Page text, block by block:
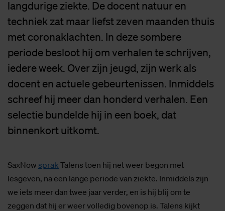
langdurige ziekte. De docent natuur en
techniek zat maar liefst zeven maanden thuis
met coronaklachten. In deze sombere
periode besloot hij om verhalen te schrijven,
iedere week. Over zijn jeugd, zijn werk als
docent en actuele gebeurtenissen. Inmiddels
schreef hij meer dan honderd verhalen. Een
selectie bundelde hij in een boek, dat
binnenkort uitkomt.
SaxNow sprak Talens toen hij net weer begon met
lesgeven, na een lange periode van ziekte. Inmiddels zijn
we iets meer dan twee jaar verder, en is hij blij om te
zeggen dat hij er weer volledig bovenop is. Talens kijkt